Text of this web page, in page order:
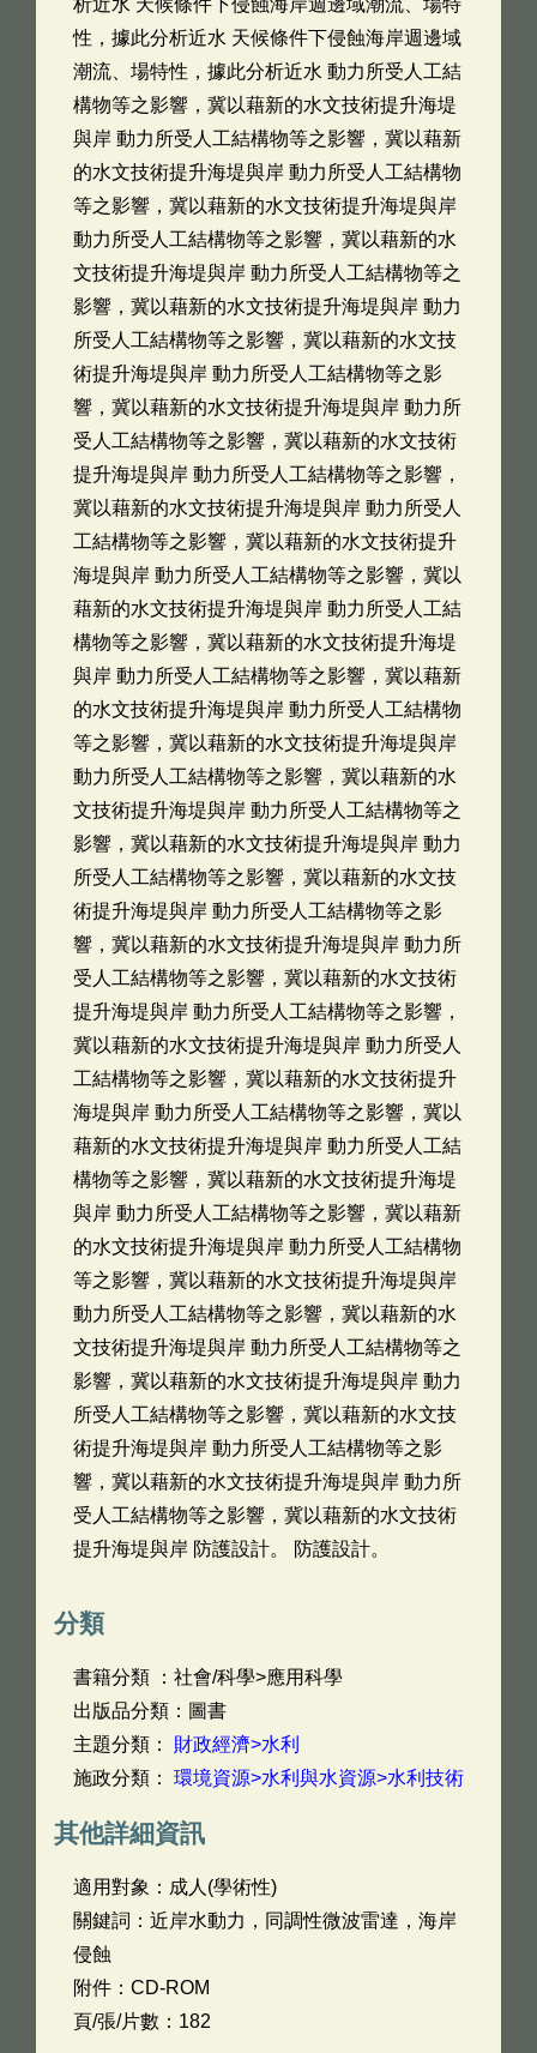
析近水 天候條件下侵蝕海岸週邊域潮流、場特
性，據此分析近水 天候條件下侵蝕海岸週邊域
潮流、場特性，據此分析近水 動力所受人工結
構物等之影響，冀以藉新的水文技術提升海堤
與岸 動力所受人工結構物等之影響，冀以藉新
的水文技術提升海堤與岸 動力所受人工結構物
等之影響，冀以藉新的水文技術提升海堤與岸
動力所受人工結構物等之影響，冀以藉新的水
文技術提升海堤與岸 動力所受人工結構物等之
影響，冀以藉新的水文技術提升海堤與岸 動力
所受人工結構物等之影響，冀以藉新的水文技
術提升海堤與岸 動力所受人工結構物等之影
響，冀以藉新的水文技術提升海堤與岸 動力所
受人工結構物等之影響，冀以藉新的水文技術
提升海堤與岸 動力所受人工結構物等之影響，
冀以藉新的水文技術提升海堤與岸 動力所受人
工結構物等之影響，冀以藉新的水文技術提升
海堤與岸 動力所受人工結構物等之影響，冀以
藉新的水文技術提升海堤與岸 動力所受人工結
構物等之影響，冀以藉新的水文技術提升海堤
與岸 動力所受人工結構物等之影響，冀以藉新
的水文技術提升海堤與岸 動力所受人工結構物
等之影響，冀以藉新的水文技術提升海堤與岸
動力所受人工結構物等之影響，冀以藉新的水
文技術提升海堤與岸 動力所受人工結構物等之
影響，冀以藉新的水文技術提升海堤與岸 動力
所受人工結構物等之影響，冀以藉新的水文技
術提升海堤與岸 動力所受人工結構物等之影
響，冀以藉新的水文技術提升海堤與岸 動力所
受人工結構物等之影響，冀以藉新的水文技術
提升海堤與岸 動力所受人工結構物等之影響，
冀以藉新的水文技術提升海堤與岸 動力所受人
工結構物等之影響，冀以藉新的水文技術提升
海堤與岸 動力所受人工結構物等之影響，冀以
藉新的水文技術提升海堤與岸 動力所受人工結
構物等之影響，冀以藉新的水文技術提升海堤
與岸 動力所受人工結構物等之影響，冀以藉新
的水文技術提升海堤與岸 動力所受人工結構物
等之影響，冀以藉新的水文技術提升海堤與岸
動力所受人工結構物等之影響，冀以藉新的水
文技術提升海堤與岸 動力所受人工結構物等之
影響，冀以藉新的水文技術提升海堤與岸 動力
所受人工結構物等之影響，冀以藉新的水文技
術提升海堤與岸 動力所受人工結構物等之影
響，冀以藉新的水文技術提升海堤與岸 動力所
受人工結構物等之影響，冀以藉新的水文技術
提升海堤與岸 防護設計。 防護設計。
分類
書籍分類 ：社會/科學>應用科學
出版品分類：圖書
主題分類： 財政經濟>水利
施政分類： 環境資源>水利與水資源>水利技術
其他詳細資訊
適用對象：成人(學術性)
關鍵詞：近岸水動力，同調性微波雷達，海岸
侵蝕
附件：CD-ROM
頁/張/片數：182